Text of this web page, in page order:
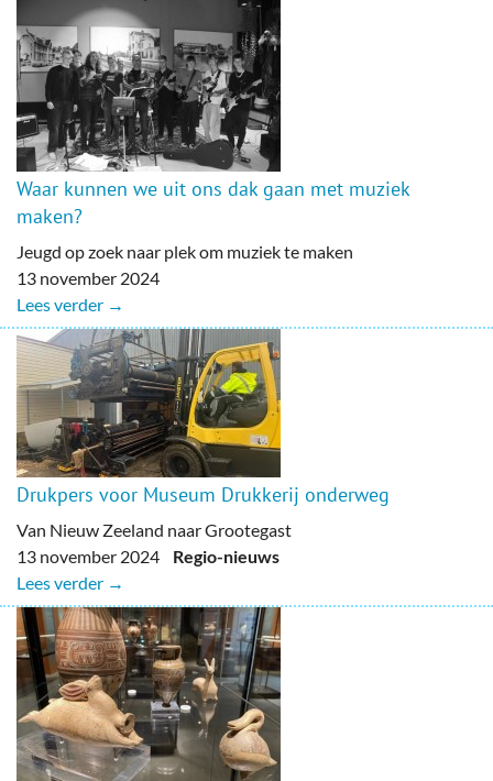
Waar kunnen we uit ons dak gaan met muziek
maken?
Jeugd op zoek naar plek om muziek te maken
13 november 2024
Lees verder →
Drukpers voor Museum Drukkerij onderweg
Van Nieuw Zeeland naar Grootegast
13 november 2024 Regio-nieuws
Lees verder →